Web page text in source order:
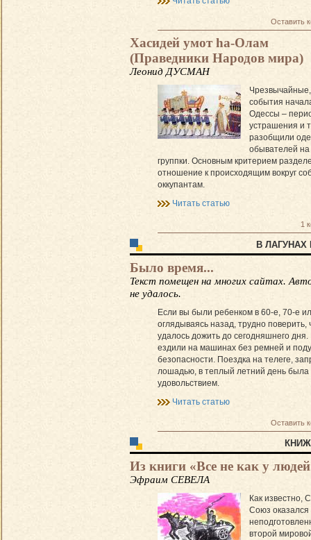
Оставить
Хасидей умот hа-Олам
(Праведники Народов мира)
Леонид ДУСМАН
Чрезвычайные,
события
Одессы –
устрашения и
разобщили
обывателей на
группки. Основным критерием
отношение к происходящим вокруг
оккупантам.
Читать статью
1
В ЛАГУНАХ
Было время...
Текст помещен на многих сайтах.
не удалось.
Если вы были ребенком в 60-е, 70-е
оглядываясь назад, трудно поверить,
удалось дожить до сегодняшнего
ездили на машинах без ремней и
безопасности. Поездка на телеге,
лошадью, в теплый летний день была
удовольствием.
Читать статью
Оставить
Из книги «Все не как у
Эфраим СЕВЕЛА
Как известно,
Союз
второй